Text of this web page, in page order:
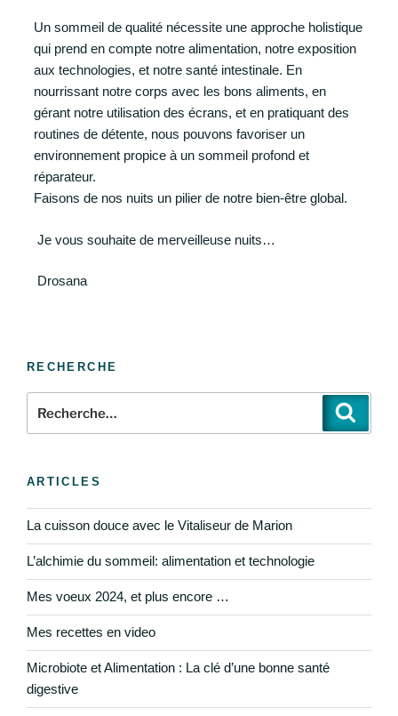
Un sommeil de qualité nécessite une approche holistique
qui prend en compte notre alimentation, notre exposition
aux technologies, et notre santé intestinale. En
nourrissant notre corps avec les bons aliments, en
gérant notre utilisation des écrans, et en pratiquant des
routines de détente, nous pouvons favoriser un
environnement propice à un sommeil profond et
réparateur.
Faisons de nos nuits un pilier de notre bien-être global.
Je vous souhaite de merveilleuse nuits…
Drosana
RECHERCHE
ARTICLES
La cuisson douce avec le Vitaliseur de Marion
L’alchimie du sommeil: alimentation et technologie
Mes voeux 2024, et plus encore …
Mes recettes en video
Microbiote et Alimentation : La clé d’une bonne santé
digestive